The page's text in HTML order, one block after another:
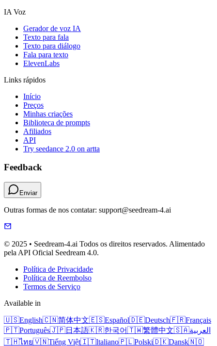
IA Voz
Gerador de voz IA
Texto para fala
Texto para diálogo
Fala para texto
ElevenLabs
Links rápidos
Início
Preços
Minhas criações
Biblioteca de prompts
Afiliados
API
Try seedance 2.0 on artta
Feedback
Enviar
Outras formas de nos contatar: support@seedream-4.ai
© 2025 • Seedream-4.ai Todos os direitos reservados. Alimentado
pela API Oficial Seedream 4.0.
Política de Privacidade
Política de Reembolso
Termos de Serviço
Available in
🇺🇸English🇨🇳简体中文🇪🇸Español🇩🇪Deutsch🇫🇷Français
🇵🇹Português🇯🇵日本語🇰🇷한국어🇹🇼繁體中文🇸🇦العربية
🇹🇭ไทย🇻🇳Tiếng Việt🇮🇹Italiano🇵🇱Polski🇩🇰Dansk🇳🇴